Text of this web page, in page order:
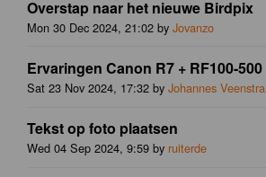
Overstap naar het nieuwe Birdpix
Mon 30 Dec 2024, 21:02 by Jovanzo
Ervaringen Canon R7 + RF100-500
Sat 23 Nov 2024, 17:32 by Johannes Veenstra
Tekst op foto plaatsen
Wed 04 Sep 2024, 9:59 by ruiterde